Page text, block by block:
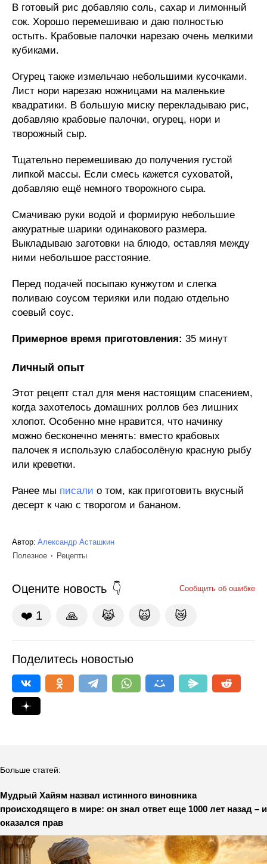
В готовый рис добавляю соль, сахар и лимонный
сок. Хорошо перемешиваю и даю полностью
остыть. Крабовые палочки нарезаю очень мелкими
кубиками.
Огурец также измельчаю небольшими кусочками.
Лист нори нарезаю ножницами на маленькие
квадратики. В большую миску перекладываю рис,
добавляю крабовые палочки, огурец, нори и
творожный сыр.
Тщательно перемешиваю до получения густой
липкой массы. Если смесь кажется суховатой,
добавляю ещё немного творожного сыра.
Смачиваю руки водой и формирую небольшие
аккуратные шарики одинакового размера.
Выкладываю заготовки на блюдо, оставляя между
ними небольшое расстояние.
Перед подачей посыпаю кунжутом и слегка
поливаю соусом терияки или подаю отдельно
соевый соус.
Примерное время приготовления: 35 минут
Личный опыт
Этот рецепт стал для меня настоящим спасением,
когда захотелось домашних роллов без лишних
хлопот. Особенно мне нравится, что начинку
можно бесконечно менять: вместо крабовых
палочек я использую слабосолёную красную рыбу
или креветки.
Ранее мы писали о том, как приготовить вкусный
десерт к чаю с творогом и бананом.
Автор: Александр Асташкин
Полезное
Рецепты
Оцените новость Сообщить об ошибке
❤️ 1 🙏 😹 🙀 😿
Поделитесь новостью
Больше статей:
Мудрый Хайям назвал истинного виновника
происходящего в мире: он знал ответ еще 1000 лет назад – и
оказался прав